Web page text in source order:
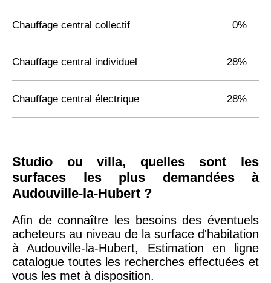
Chauffage central collectif 0%
Chauffage central individuel 28%
Chauffage central électrique 28%
Studio ou villa, quelles sont les
surfaces les plus demandées à
Audouville-la-Hubert ?
Afin de connaître les besoins des éventuels
acheteurs au niveau de la surface d'habitation
à Audouville-la-Hubert, Estimation en ligne
catalogue toutes les recherches effectuées et
vous les met à disposition.